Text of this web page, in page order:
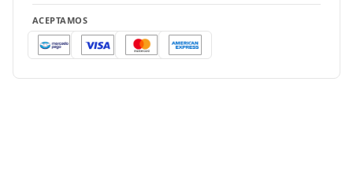
ACEPTAMOS